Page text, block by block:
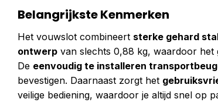
Belangrijkste Kenmerken
Het vouwslot combineert sterke gehard
ontwerp van slechts 0,88 kg, waardoor het
De eenvoudig te installeren
bevestigen. Daarnaast zorgt het
veilige bediening, waardoor je altijd snel op